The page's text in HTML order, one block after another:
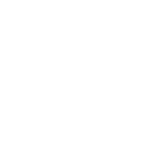
о любых зарубежных артистах